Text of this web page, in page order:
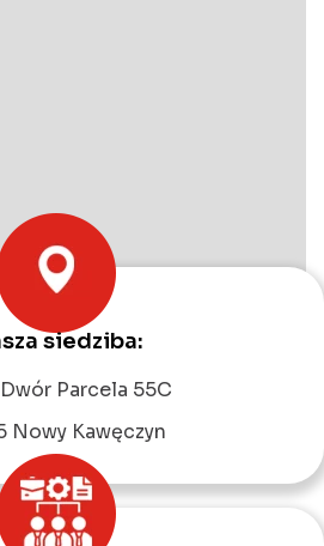
siedziba:
Parcela 55C
Nowy Kawęczyn